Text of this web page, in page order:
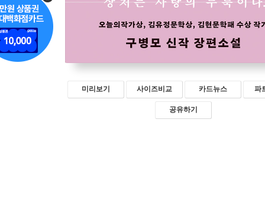
미리보기 사이즈비교 카드뉴스 파
공유하기